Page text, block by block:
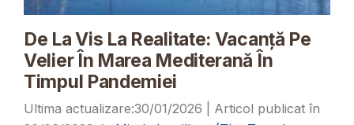
De La Vis La Realitate: Vacanță Pe
Velier În Marea Mediterană În
Timpul Pandemiei
30/01/2026